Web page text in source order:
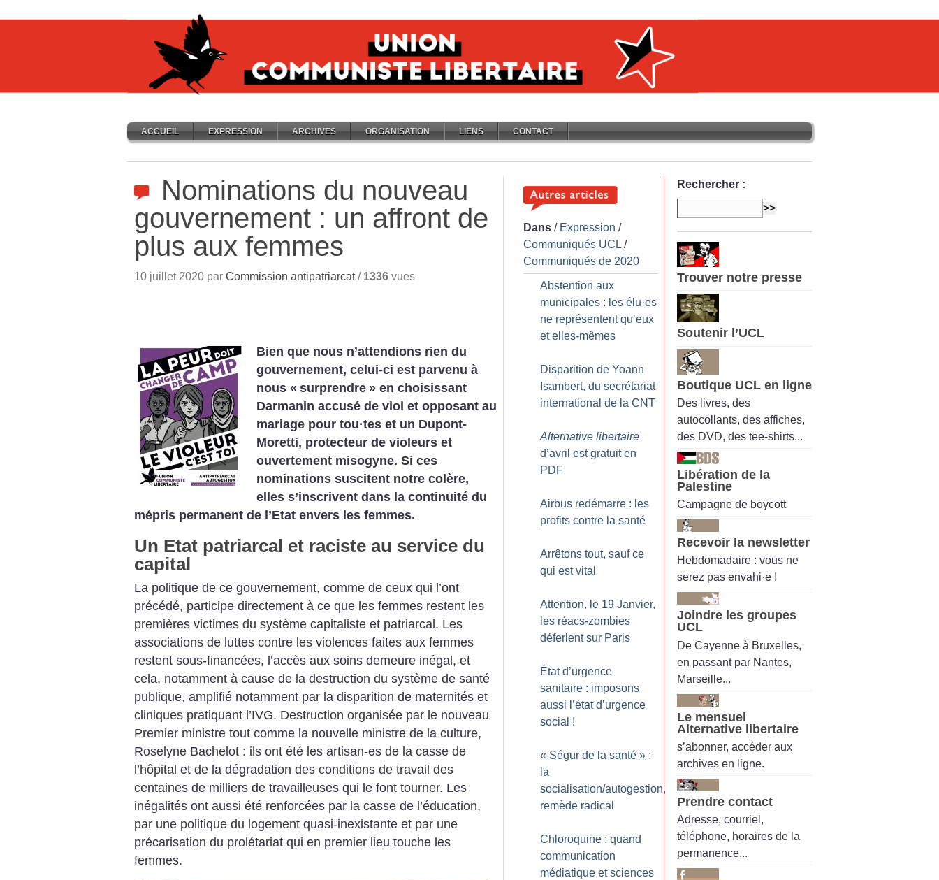
ACCUEIL EXPRESSION ARCHIVES ORGANISATION LIENS CONTACT
Nominations du nouveau
gouvernement : un affront de
plus aux femmes
10 juillet 2020 par Commission antipatriarcat/ 1336 vues
Bien que nous n’attendions rien du
gouvernement, celui-ci est parvenu à
nous « surprendre » en choisissant
Darmanin accusé de viol et opposant au
mariage pour tou·tes et un Dupont-
Moretti, protecteur de violeurs et
ouvertement misogyne. Si ces
nominations suscitent notre colère,
elles s’inscrivent dans la continuité du
mépris permanent de l’Etat envers les femmes.
Un Etat patriarcal et raciste au service du
capital
La politique de ce gouvernement, comme de ceux qui l’ont
précédé, participe directement à ce que les femmes restent les
premières victimes du système capitaliste et patriarcal. Les
associations de luttes contre les violences faites aux femmes
restent sous-financées, l’accès aux soins demeure inégal, et
cela, notamment à cause de la destruction du système de santé
publique, amplifié notamment par la disparition de maternités et
cliniques pratiquant l’IVG. Destruction organisée par le nouveau
Premier ministre tout comme la nouvelle ministre de la culture,
Roselyne Bachelot : ils ont été les artisan-es de la casse de
l’hôpital et de la dégradation des conditions de travail des
centaines de milliers de travailleuses qui le font tourner. Les
inégalités ont aussi été renforcées par la casse de l’éducation,
par une politique du logement quasi-inexistante et par une
précarisation du prolétariat qui en premier lieu touche les
femmes.
Dans / Expression /
Communiqués UCL /
Communiqués de 2020
Abstention aux
municipales : les élu·es
ne représentent qu’eux
et elles-mêmes
Disparition de Yoann
Isambert, du secrétariat
international de la CNT
Alternative libertaire
d’avril est gratuit en
PDF
Airbus redémarre : les
profits contre la santé
Arrêtons tout, sauf ce
qui est vital
Attention, le 19 Janvier,
les réacs-zombies
déferlent sur Paris
État d’urgence
sanitaire : imposons
aussi l’état d’urgence
social !
« Ségur de la santé » :
la
socialisation/autogestion,
remède radical
Chloroquine : quand
communication
médiatique et sciences
Rechercher :
Trouver notre presse
Soutenir l’UCL
Boutique UCL en ligne
Des livres, des
autocollants, des affiches,
des DVD, des tee-shirts...
Libération de la
Palestine
Campagne de boycott
Recevoir la newsletter
Hebdomadaire : vous ne
serez pas envahi·e !
Joindre les groupes
UCL
De Cayenne à Bruxelles,
en passant par Nantes,
Marseille...
Le mensuel
Alternative libertaire
s’abonner, accéder aux
archives en ligne.
Prendre contact
Adresse, courriel,
téléphone, horaires de la
permanence...